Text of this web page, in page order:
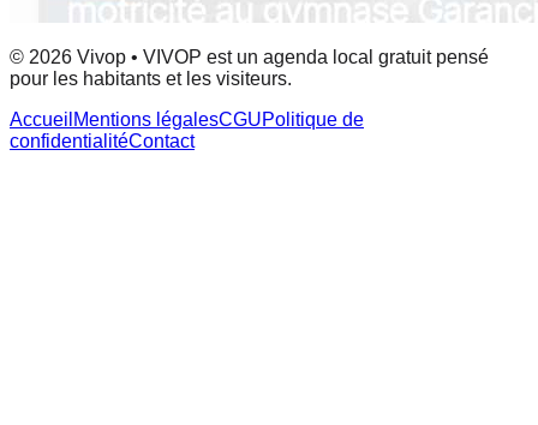
© 2026 Vivop • VIVOP est un agenda local gratuit pensé
pour les habitants et les visiteurs.
Accueil Mentions légalesCGUPolitique de
confidentialitéContact